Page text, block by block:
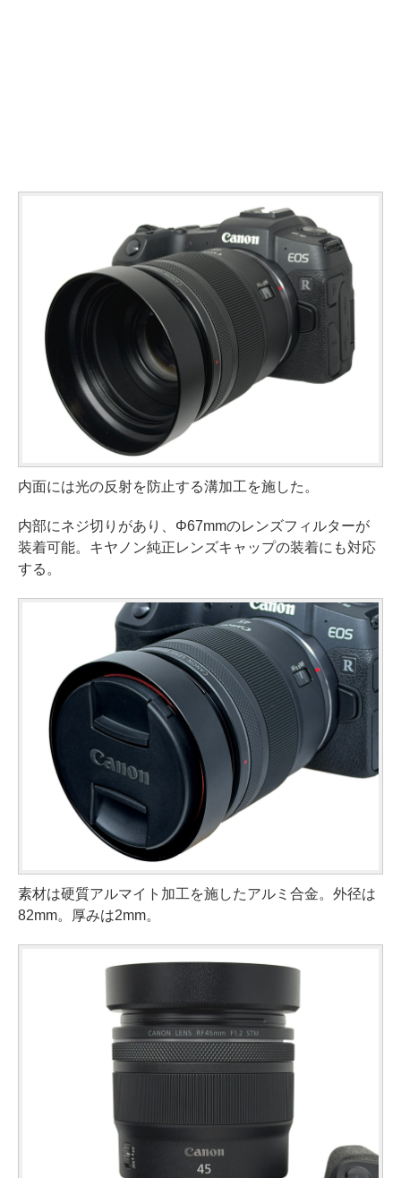
内面には光の反射を防止する溝加工を施した。
内部にネジ切りがあり、Φ67mmのレンズフィルターが
装着可能。キヤノン純正レンズキャップの装着にも対応
する。
素材は硬質アルマイト加工を施したアルミ合金。外径は
82mm。厚みは2mm。